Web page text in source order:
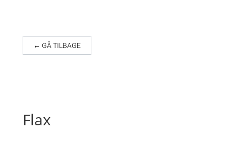
← GÅ TILBAGE
Flax